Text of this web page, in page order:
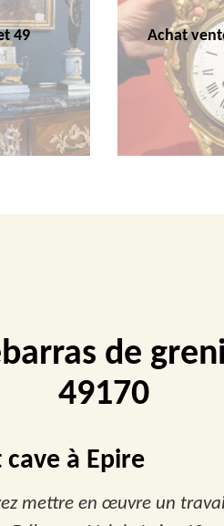
49 Achat
de
49170
à Epire
mettre en œuvre un